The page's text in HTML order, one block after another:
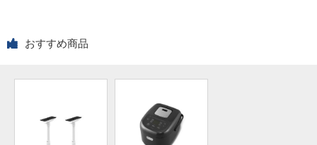
おすすめ商品